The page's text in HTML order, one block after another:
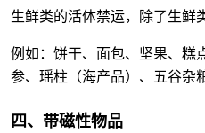
生鲜类的活体禁运，除了生鲜
例如：饼干、面包、坚果、糕
参、瑶柱（海产品）、五谷杂
四、带磁性物品